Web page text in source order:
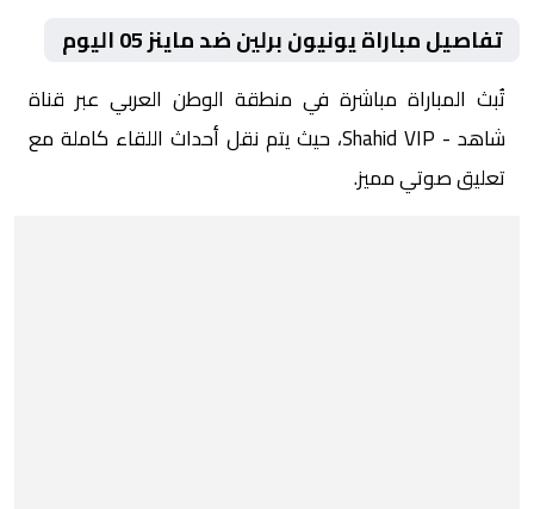
تفاصيل مباراة يونيون برلين ضد ماينز 05 اليوم
تُبث المباراة مباشرة في منطقة الوطن العربي عبر قناة
شاهد - Shahid VIP، حيث يتم نقل أحداث اللقاء كاملة مع
تعليق صوتي مميز.